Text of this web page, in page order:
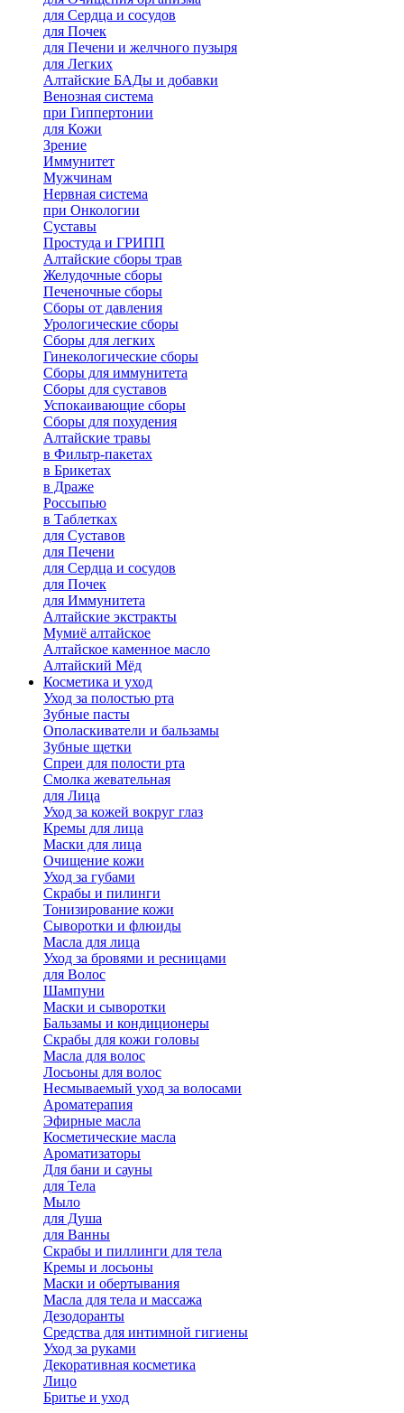
для Сердца и сосудов
для Почек
для Печени и желчного пузыря
для Легких
Алтайские БАДы и добавки
Венозная система
при Гиппертонии
для Кожи
Зрение
Иммунитет
Мужчинам
Нервная система
при Онкологии
Суставы
Простуда и ГРИПП
Алтайские сборы трав
Желудочные сборы
Печеночные сборы
Сборы от давления
Урологические сборы
Сборы для легких
Гинекологические сборы
Сборы для иммунитета
Сборы для суставов
Успокаивающие сборы
Сборы для похудения
Алтайские травы
в Фильтр-пакетах
в Брикетах
в Драже
Россыпью
в Таблетках
для Cуставов
для Печени
для Сердца и сосудов
для Почек
для Иммунитета
Алтайские экстракты
Мумиё алтайское
Алтайское каменное масло
Алтайский Мёд
Косметика и уход
Уход за полостью рта
Зубные пасты
Ополаскиватели и бальзамы
Зубные щетки
Спреи для полости рта
Смолка жевательная
для Лица
Уход за кожей вокруг глаз
Кремы для лица
Маски для лица
Очищение кожи
Уход за губами
Скрабы и пилинги
Тонизирование кожи
Сыворотки и флюиды
Масла для лица
Уход за бровями и ресницами
для Волос
Шампуни
Маски и сыворотки
Бальзамы и кондиционеры
Скрабы для кожи головы
Масла для волос
Лосьоны для волос
Несмываемый уход за волосами
Ароматерапия
Эфирные масла
Косметические масла
Ароматизаторы
Для бани и сауны
для Тела
Мыло
для Душа
для Ванны
Скрабы и пиллинги для тела
Кремы и лосьоны
Маски и обертывания
Масла для тела и массажа
Дезодоранты
Средства для интимной гигиены
Уход за руками
Декоративная косметика
Лицо
Бритье и уход